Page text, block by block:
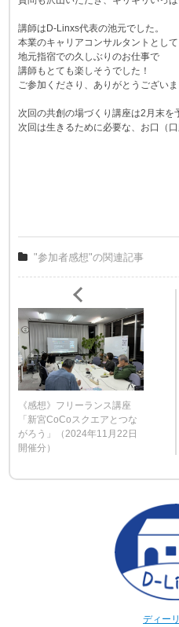
講師はD-Linxs代表の池元でした。
本業のキャリアコンサルタントとして
地元指宿での久しぶりのお仕事で
講師もとても楽しそうでした！
ご参加くださり、ありがとうございま
次回の共創の場づくり講座は2月末を
次回は生きるために必要な、お口（
"参加者感想"の関連記事
《感想》フリーランス講座
「新宮CoCoスクエアとつな
がろう」（2024年11月22日
開催分）
ディー